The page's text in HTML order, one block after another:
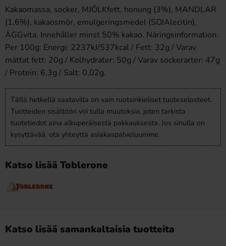
Kakaomassa, socker, MJÖLKfett, honung (3%), MANDLAR
(1,6%), kakaosmör, emulgeringsmedel (SOJAlecitin),
ÄGGvita. Innehåller minst 50% kakao. Näringsinformation:
Per 100g: Energi: 2237kJ/537kcal / Fett: 32g / Varav
mättat fett: 20g / Kolhydrater: 50g / Varav sockerarter: 47g
/ Protein: 6,3g / Salt: 0,02g.
Tällä hetkellä saatavilla on vain ruotsinkieliset tuoteselosteet.
Tuotteiden sisältöön voi tulla muutoksia, joten tarkista
tuotetiedot aina alkuperäisestä pakkauksesta. Jos sinulla on
kysyttävää, ota yhteyttä asiakaspalveluumme.
Katso lisää Toblerone
Katso lisää samankaltaisia tuotteita